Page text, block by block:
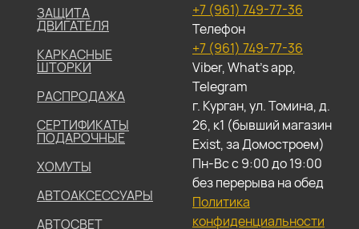
ЗАЩИТА
ДВИГАТЕЛЯ
КАРКАСНЫЕ
ШТОРКИ
РАСПРОДАЖА
СЕРТИФИКАТЫ
ПОДАРОЧНЫЕ
ХОМУТЫ
АВТОАКСЕССУАРЫ
АВТОСВЕТ
+7 (961) 749-77-36
Телефон
+7 (961) 749-77-36
Viber, What's app,
Telegram
г. Курган, ул. Томина, д.
26, к1 (бывший магазин
Exist, за Домостроем)
Пн-Вс с 9:00 до 19:00
без перерыва на обед
Политика
конфиденциальности